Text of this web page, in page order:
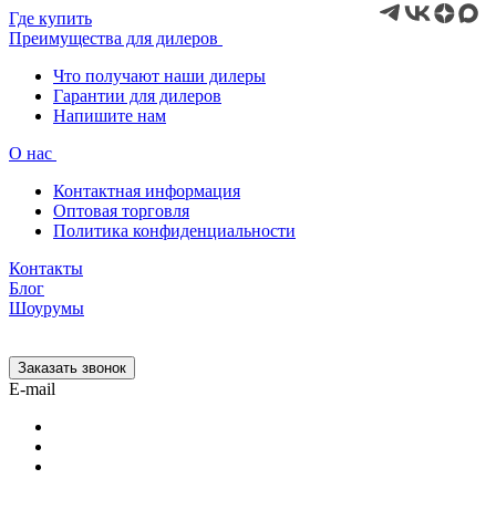
Где купить
Преимущества для дилеров
Что получают наши дилеры
Гарантии для дилеров
Напишите нам
О нас
Контактная информация
Оптовая торговля
Политика конфиденциальности
Контакты
Блог
Шоурумы
Заказать звонок
E-mail